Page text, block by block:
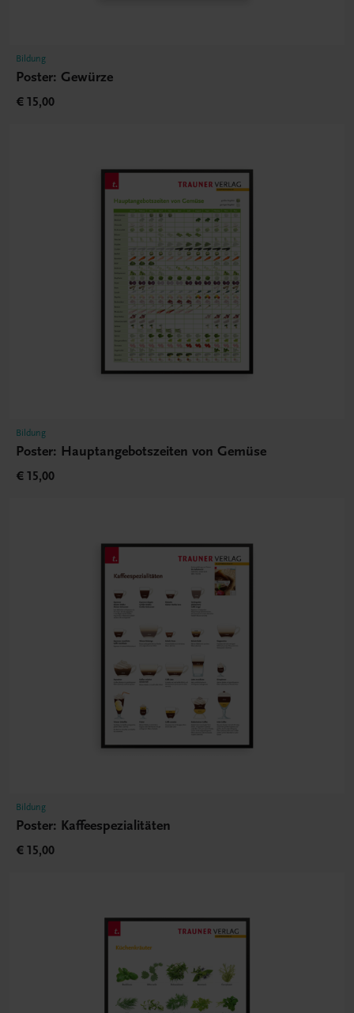
Bildung
Poster: Gewürze
€ 15,00
Bildung
Poster: Hauptangebotszeiten von Gemüse
€ 15,00
Bildung
Poster: Kaffeespezialitäten
€ 15,00